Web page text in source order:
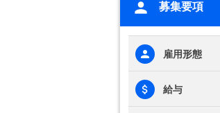
募集要項
雇用形態
給与